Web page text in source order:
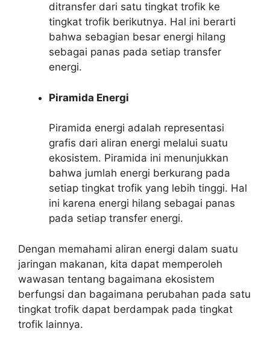
ditransfer dari satu tingkat trofik ke
tingkat trofik berikutnya. Hal ini berarti
bahwa sebagian besar energi hilang
sebagai panas pada setiap transfer
energi.
Piramida Energi
Piramida energi adalah representasi
grafis dari aliran energi melalui suatu
ekosistem. Piramida ini menunjukkan
bahwa jumlah energi berkurang pada
setiap tingkat trofik yang lebih tinggi. Hal
ini karena energi hilang sebagai panas
pada setiap transfer energi.
Dengan memahami aliran energi dalam suatu
jaringan makanan, kita dapat memperoleh
wawasan tentang bagaimana ekosistem
berfungsi dan bagaimana perubahan pada satu
tingkat trofik dapat berdampak pada tingkat
trofik lainnya.